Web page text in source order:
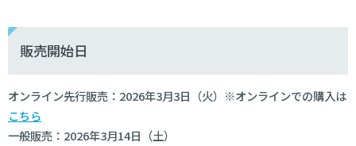
販売開始日
オンライン先行販売：2026年3月3日（火）※オンラインでの購入は
こちら
一般販売：2026年3月14日（土）